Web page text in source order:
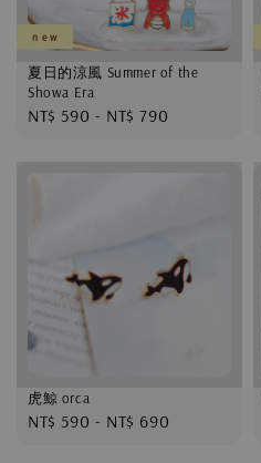
n e w
夏日的涼風 Summer of the
Showa Era
Regular
NT$ 590 - NT$ 790
虎鯨 orca
Regular
NT$ 590 - NT$ 690